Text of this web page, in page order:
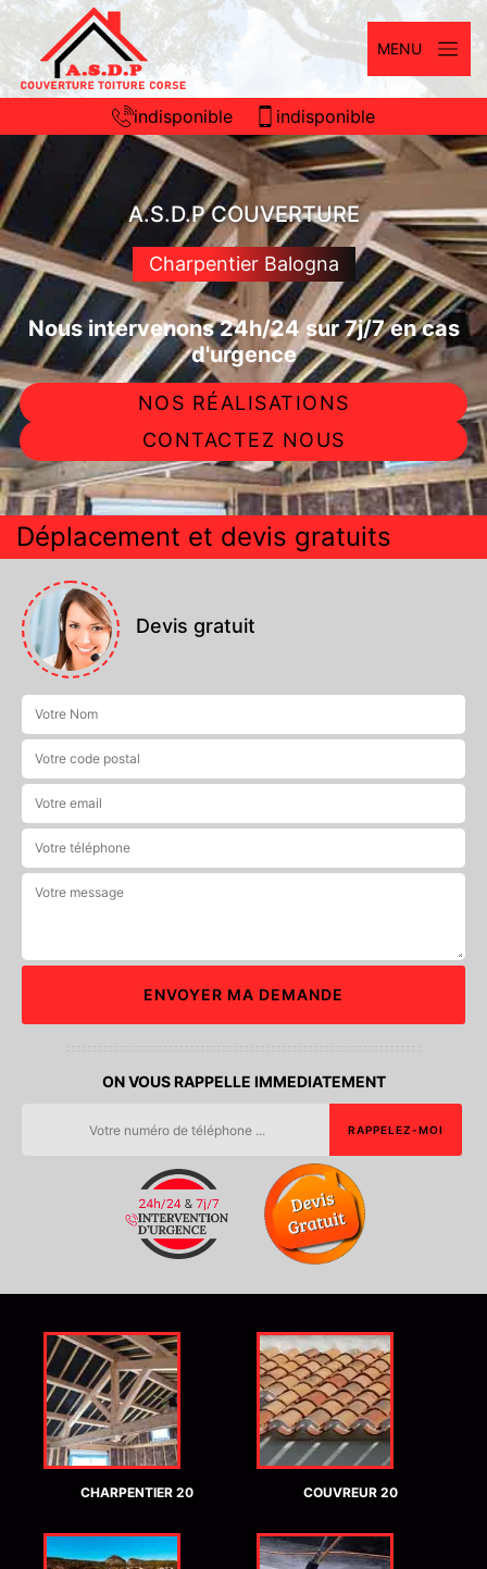
MENU
indisponible indisponible
A.S.D.P COUVERTURE
Charpentier Balogna
Nous intervenons 24h/24 sur 7j/7 en cas
d'urgence
NOS RÉALISATIONS
CONTACTEZ NOUS
Déplacement et devis gratuits
Devis gratuit
ON VOUS RAPPELLE IMMEDIATEMENT
CHARPENTIER 20 COUVREUR 20